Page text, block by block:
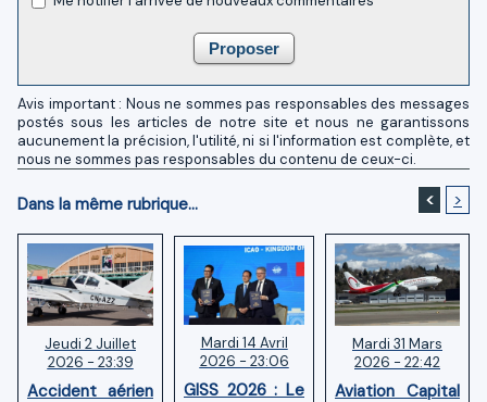
Avis important : Nous ne sommes pas responsables des messages
postés sous les articles de notre site et nous ne garantissons
aucunement la précision, l'utilité, ni si l'information est complète, et
nous ne sommes pas responsables du contenu de ceux-ci.
Dans la même rubrique... < >
Jeudi 2 Juillet
2026 - 23:39
Accident aérien
Mardi 14 Avril
2026 - 23:06
GISS 2026 : Le
Mardi 31 Mars
2026 - 22:42
Aviation Capital